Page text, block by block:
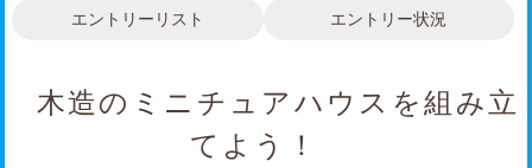
エントリーリスト エントリー状況
木造のミニチュアハウスを組み立
てよう！